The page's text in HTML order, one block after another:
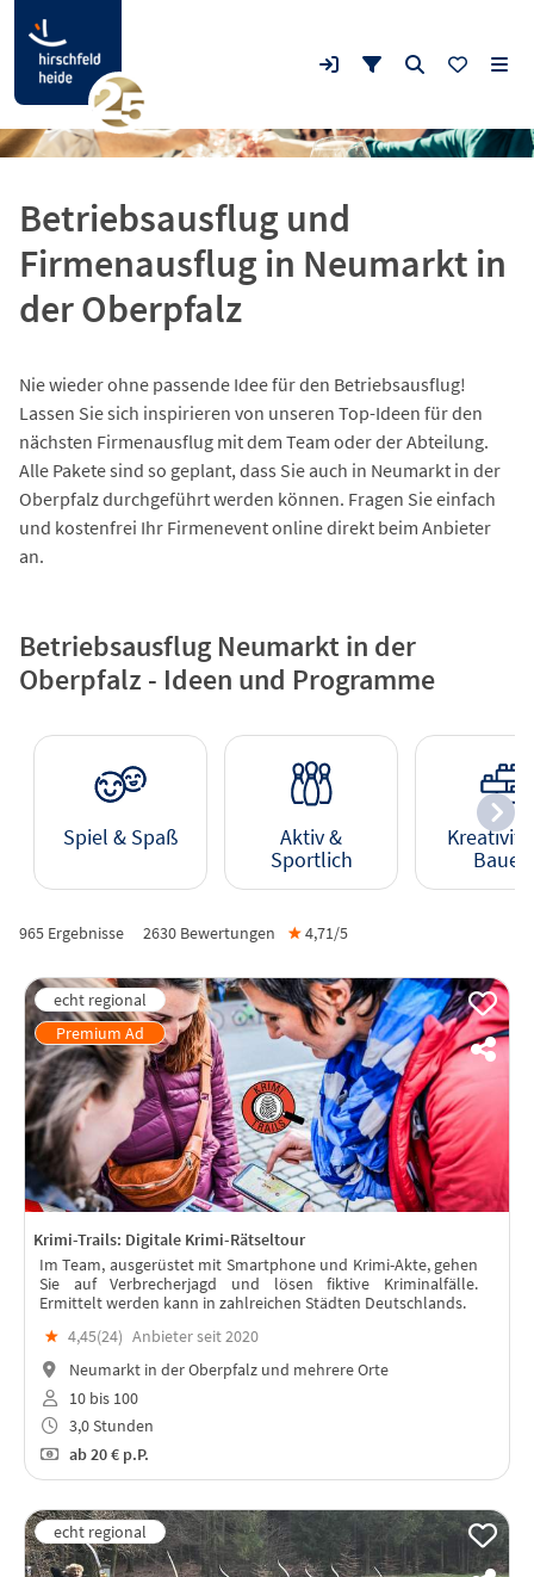
Betriebsausflug und
Firmenausflug in Neumarkt in
der Oberpfalz
Nie wieder ohne passende Idee für den Betriebsausflug!
Lassen Sie sich inspirieren von unseren Top-Ideen für den
nächsten Firmenausflug mit dem Team oder der Abteilung.
Alle Pakete sind so geplant, dass Sie auch in Neumarkt in der
Oberpfalz durchgeführt werden können. Fragen Sie einfach
und kostenfrei Ihr Firmenevent online direkt beim Anbieter
an.
Betriebsausflug Neumarkt in der
Oberpfalz - Ideen und Programme
Spiel & Spaß
Aktiv &
Sportlich
Bauen
965 Ergebnisse 2630 Bewertungen ★4,71/5
Krimi-Trails: Digitale Krimi-Rätseltour
Im Team, ausgerüstet mit Smartphone und Krimi-Akte, gehen
Sie auf Verbrecherjagd und lösen fiktive Kriminalfälle.
Ermittelt werden kann in zahlreichen Städten Deutschlands.
★ 4,45(24) Anbieter seit 2020
Neumarkt in der Oberpfalz und mehrere Orte
10 bis 100
3,0 Stunden
ab20 € p.P.